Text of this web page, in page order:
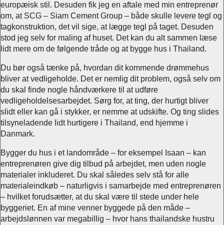
europæisk stil. Desuden fik jeg en aftale med min entreprenør
om, at SCG – Siam Cement Group – både skulle levere tegl og
tagkonstruktion, det vil sige, at lægge tegl på taget. Desuden
stod jeg selv for maling af huset. Det kan du alt sammen læse
lidt mere om de følgende tråde og at bygge hus i Thailand.
Du bør også tænke på, hvordan dit kommende drømmehus
bliver at vedligeholde. Det er nemlig dit problem, også selv om
du skal finde nogle håndværkere til at udføre
vedligeholdelsesarbejdet. Sørg for, at ting, der hurtigt bliver
slidt eller kan gå i stykker, er nemme at udskifte. Og ting slides
tilsyneladende lidt hurtigere i Thailand, end hjemme i
Danmark.
Bygger du hus i et landområde – for eksempel Isaan – kan
entreprenøren give dig tilbud på arbejdet, men uden nogle
materialer inkluderet. Du skal således selv stå for alle
materialeindkøb – naturligvis i samarbejde med entreprenøren
– hvilket forudsætter, at du skal være til stede under hele
byggeriet. En af mine venner byggede på den måde –
arbejdslønnen var megabillig – hvor hans thailandske hustru